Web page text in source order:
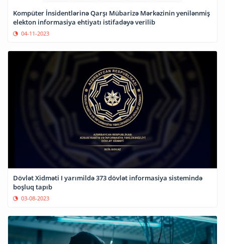
Kompüter İnsidentlərinə Qarşı Mübarizə Mərkəzinin yenilənmiş
elekton informasiya ehtiyatı istifadəyə verilib
04-11-2023
Dövlət Xidməti I yarımildə 373 dövlət informasiya sistemində
boşluq tapıb
03-08-2023